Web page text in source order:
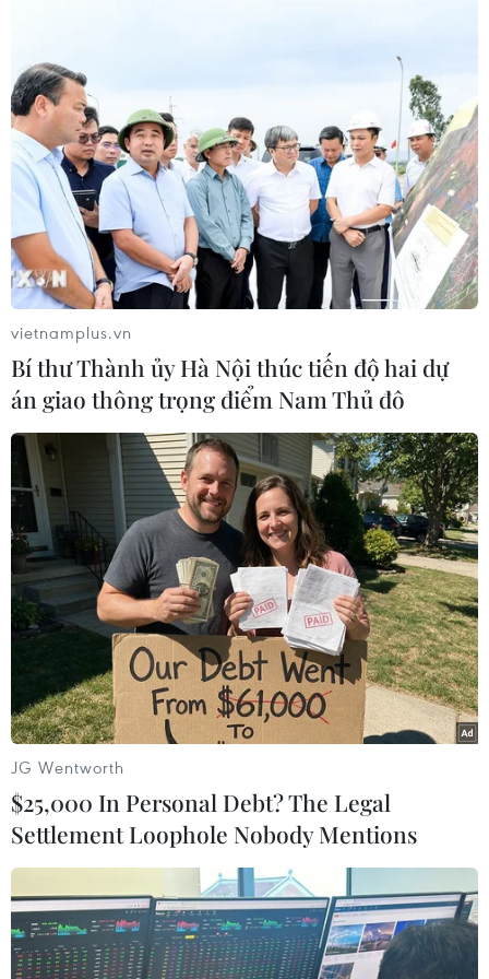
để đến Tây Âu. Theo số liệu chính thức từ Lực
lượng Biên phòng Romania, trong 6 tháng đầu
năm nay, khoảng 2.500 người nước ngoài đã cố
tình vượt biên giới Romania trái phép, tăng gấp
5 lần so với con số thống kê trong cùng kỳ năm
ngoái. Khoảng 1.437 người di cư đã bị bắt giữ
khi đang tìm cách vượt biên giới Romania sang
Hungary để đến các quốc gia Tây Âu./.
(TTXVN/Vietnam+)
#Thiết bị an ninh
#Khủng hoảng nhập cư châu Âu
#tin tức 24h
#tin tức mới nhất trong ngày
#tin tức thời sự
#tin tức hot
#tin tức an ninh
#an ninh nghệ an
#thời sự hôm nay
#bản tin thời sự
#tội phạm
#truy nã
#tội phạm hình sự #hình sự
#công an
vietnamplus.vn
Bí thư Thành ủy Hà Nội thúc tiến độ hai dự
án giao thông trọng điểm Nam Thủ đô
JG Wentworth
$25,000 In Personal Debt? The Legal
Settlement Loophole Nobody Mentions